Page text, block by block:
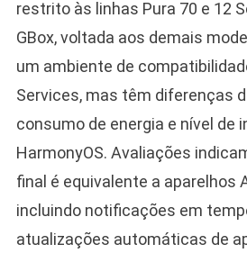
restrito às linhas Pura 70 e 12
GBox, voltada aos demais
um ambiente de
Services, mas têm diferenças
consumo de energia e nível de
HarmonyOS. Avaliações
final é equivalente a aparelhos
incluindo notificações em
atualizações automáticas de